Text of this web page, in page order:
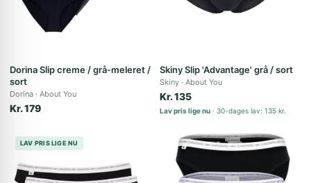
Dorina Slip creme / grå-meleret /
sort
Dorina About You
Kr. 179
Skiny Slip 'Advantage' grå / sort
Skiny About You
Kr. 135
Lav pris lige nu 30-dages lav: 135 kr.
LAV PRIS LIGE NU